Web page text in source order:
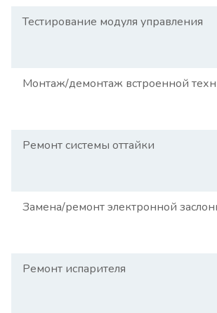
Тестирование модуля управления
Монтаж/демонтаж встроенной
Ремонт системы оттайки
Замена/ремонт электронной
Ремонт испарителя